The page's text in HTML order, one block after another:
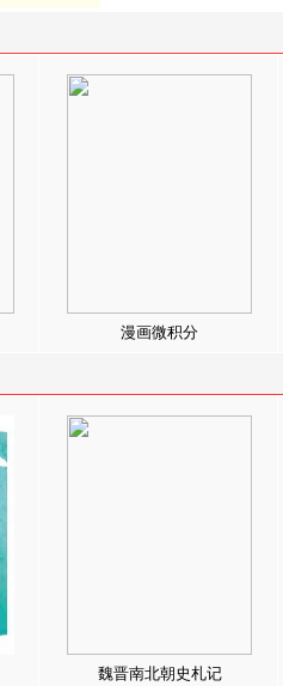
漫画微积分
魏晋南北朝史札记